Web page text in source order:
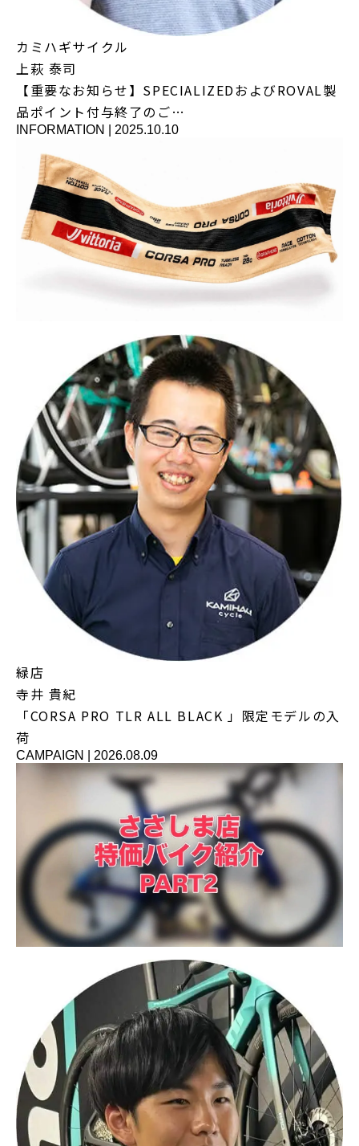
カミハギサイクル
上萩 泰司
【重要なお知らせ】SPECIALIZEDおよびROVAL製
品ポイント付与終了のご…
INFORMATION 2025.10.10
緑店
寺井 貴紀
「CORSA PRO TLR ALL BLACK 」限定モデルの入
荷
CAMPAIGN 2026.08.09